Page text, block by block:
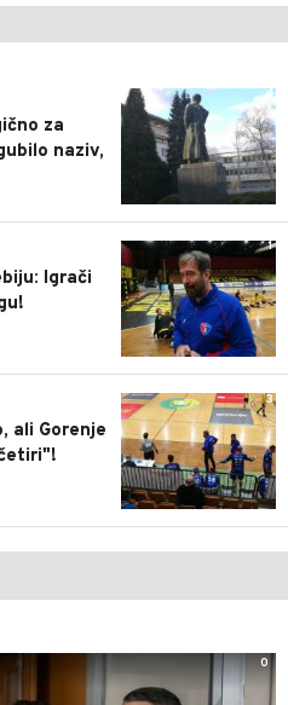
4
za
naziv,
1
Igrači
3
ali Gorenje
0